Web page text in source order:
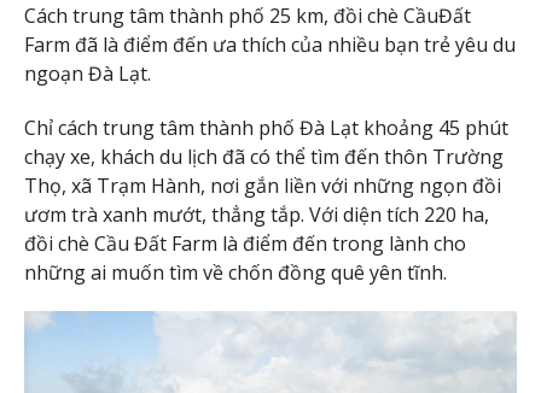
Cách trung tâm thành phố 25 km, đồi chè CầuĐất
Farm đã là điểm đến ưa thích của nhiều bạn trẻ yêu du
ngoạn Đà Lạt.
Chỉ cách trung tâm thành phố Đà Lạt khoảng 45 phút
chạy xe, khách du lịch đã có thể tìm đến thôn Trường
Thọ, xã Trạm Hành, nơi gắn liền với những ngọn đồi
ươm trà xanh mướt, thẳng tắp. Với diện tích 220 ha,
đồi chè Cầu Đất Farm là điểm đến trong lành cho
những ai muốn tìm về chốn đồng quê yên tĩnh.